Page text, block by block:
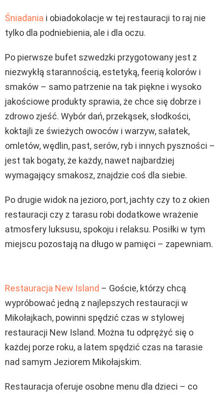
Śniadania i obiadokolacje w tej restauracji to raj nie
tylko dla podniebienia, ale i dla oczu.
Po pierwsze bufet szwedzki przygotowany jest z
niezwykłą starannością, estetyką, feerią kolorów i
smaków – samo patrzenie na tak piękne i wysoko
jakościowe produkty sprawia, że chce się dobrze i
zdrowo zjeść. Wybór dań, przekąsek, słodkości,
koktajli ze świeżych owoców i warzyw, sałatek,
omletów, wędlin, past, serów, ryb i innych pyszności –
jest tak bogaty, że każdy, nawet najbardziej
wymagający smakosz, znajdzie coś dla siebie.
Po drugie widok na jezioro, port, jachty czy to z okien
restauracji czy z tarasu robi dodatkowe wrażenie
atmosfery luksusu, spokoju i relaksu. Posiłki w tym
miejscu pozostają na długo w pamięci – zapewniam.
Restauracja New Island – Goście, którzy chcą
wypróbować jedną z najlepszych restauracji w
Mikołajkach, powinni spędzić czas w stylowej
restauracji New Island. Można tu odprężyć się o
każdej porze roku, a latem spędzić czas na tarasie
nad samym Jeziorem Mikołajskim.
Restauracja oferuje osobne menu dla dzieci – co